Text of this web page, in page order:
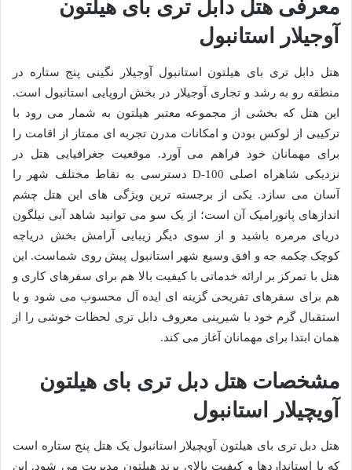
معرفی هتل دابل تری بای هیلتون
آوجیلار استانبول
هتل دابل تری بای هیلتون استانبول آوجیلار نگینی پنج ستاره در
منطقه رو به رشد و تجاری آوجیلار در بخش اروپایی استانبول است.
این هتل که بخشی از مجموعه معتبر هیلتون به شمار می رود با
ترکیبی از لوکس بودن و امکانات مدرن تجربه ای ممتاز از اقامت را
برای مهمانان خود فراهم می آورد. موقعیت جغرافیایی هتل در
نزدیکی شاهراه اصلی D-100 دسترسی به نقاط مختلف شهر را
آسان می سازد. یکی از برجسته ترین ویژگی های این هتل چشم
اندازهای پانورامیک آن است؛ از یک سو می توانید شاهد آبی نیلگون
دریای مرمره باشید و از سوی دیگر زیبایی آرامش بخش دریاچه
کوچک چکمه جه و افق وسیع شهر استانبول پیش روی شماست. این
هتل با تمرکز بر ارائه خدماتی با کیفیت بالا هم برای سفرهای کاری و
هم برای سفرهای تفریحی گزینه ای ایده آل محسوب می شود و با
استقبال گرم خود با شیرینی معروف دابل تری لحظات خوشی را از
همان ابتدا برای مهمانان آغاز می کند.
مشخصات هتل دبل تری بای هیلتون
آویچیلار استانبول
هتل دبل تری بای هیلتون آویچیلار استانبول یک هتل پنج ستاره است
که با استانداردها و کیفیت بالای برند هیلتون مدیریت می شود. این